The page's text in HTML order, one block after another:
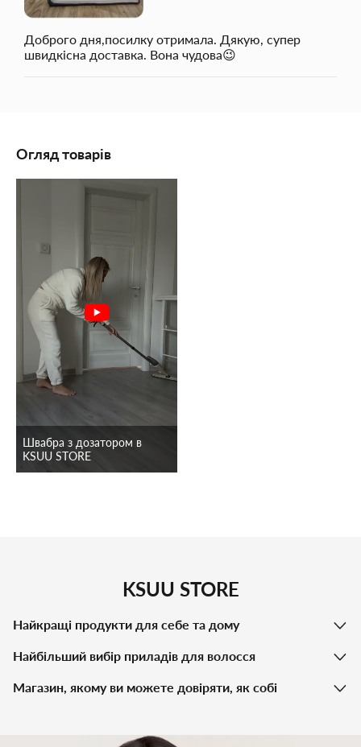
Доброго дня,посилку отримала. Дякую, супер
швидкісна доставка. Вона чудова😉
Огляд товарів
Швабра з дозатором в
KSUU STORE
KSUU STORE
Найкращі продукти для себе та дому
Найбільший вибір приладів для волосся
Магазин, якому ви можете довіряти, як собі